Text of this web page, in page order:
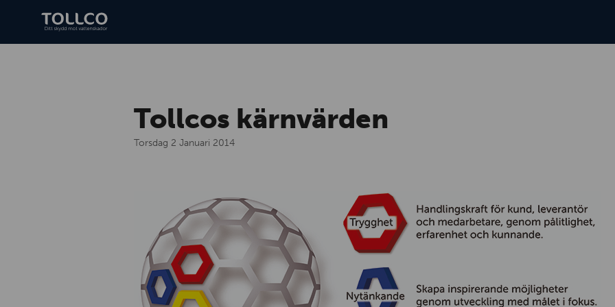
Tollcos kärnvärden
Torsdag 2 Januari 2014